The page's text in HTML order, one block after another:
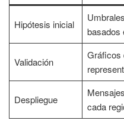
Hipótesis inicial
basados
Validación
Gráficos
Despliegue
cada